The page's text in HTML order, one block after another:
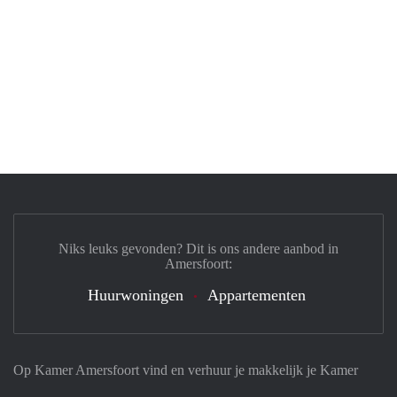
Op Kamer Amersfoort vind en verhuur je makkelijk je Kamer
Niks leuks gevonden? Dit is ons andere aanbod in
Amersfoort:
Huurwoningen Appartementen